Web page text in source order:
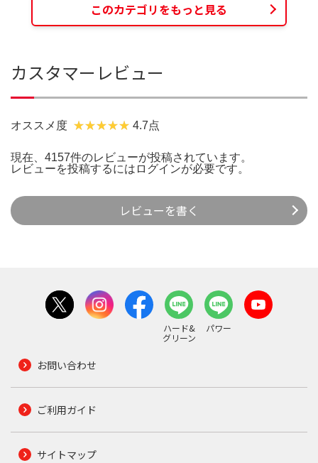
このカテゴリをもっと見る
カスタマーレビュー
オススメ度 4.7点
現在、4157件のレビューが投稿されています。
レビューを投稿するには ログインが必要です。
レビューを書く
ハード&
グリーン
パワー
お問い合わせ
ご利用ガイド
サイトマップ